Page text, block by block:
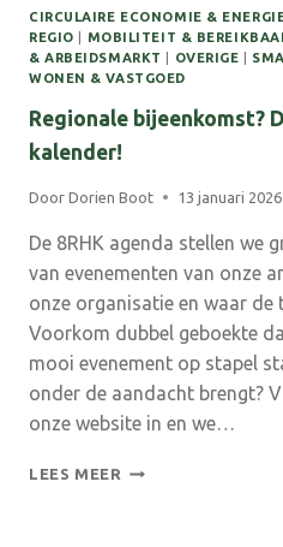
CIRCULAIRE ECONOMIE &
REGIO
MOBILITEIT &
& ARBEIDSMARKT
OVERIGE
WONEN & VASTGOED
Regionale bijeenkomst?
kalender!
Door Dorien Boot 13 januari 2026
De 8RHK agenda stellen we
van evenementen van onze
onze organisatie en waar
Voorkom dubbel geboekte
mooi evenement op stapel
onder de aandacht brengt?
onze website in en we…
LEES MEER REGIONALE